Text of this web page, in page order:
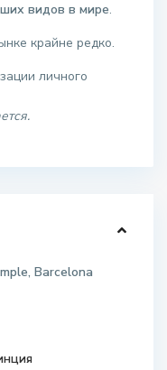
видов в мире.
крайне редко.
личного
Barcelona